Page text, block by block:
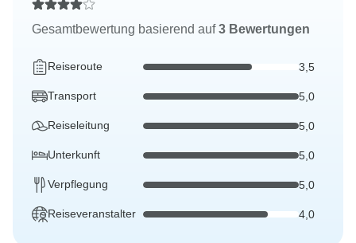
Gesamtbewertung basierend auf3 Bewertungen
Reiseroute 3,5
Transport 5,0
Reiseleitung 5,0
Unterkunft 5,0
Verpflegung 5,0
Reiseveranstalter 4,0